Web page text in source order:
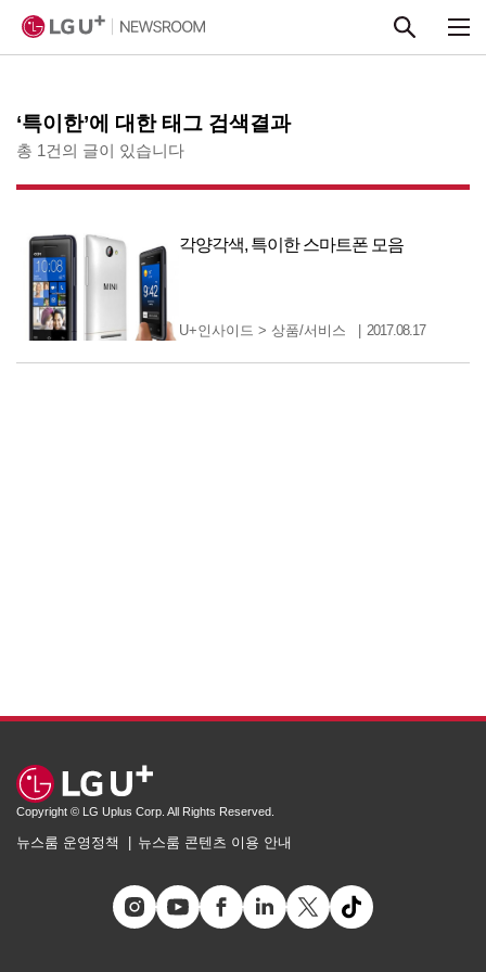
‘특이한’에 대한 태그 검색결과
총 1건의 글이 있습니다
각양각색, 특이한 스마트폰 모음
U+인사이드 >상품/서비스 2017.08.17
Copyright © LG Uplus Corp. All Rights Reserved.
뉴스룸 운영정책 뉴스룸 콘텐츠 이용 안내